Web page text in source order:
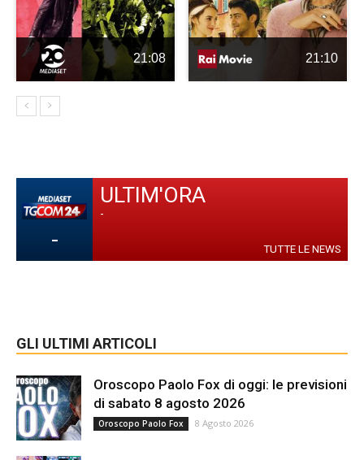
21:08 21:10
-
ULTIM'ORA
-
TUTTE LE NEWS
GLI ULTIMI ARTICOLI
Oroscopo Paolo Fox di oggi: le previsioni
di sabato 8 agosto 2026
Oroscopo Paolo Fox 8 Agosto 2026